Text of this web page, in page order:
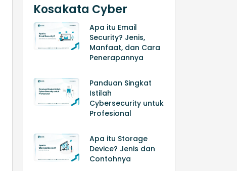
Kosakata Cyber
Apa itu Email
Security? Jenis,
Manfaat, dan Cara
Penerapannya
Panduan Singkat
Istilah
Cybersecurity untuk
Profesional
Apa itu Storage
Device? Jenis dan
Contohnya